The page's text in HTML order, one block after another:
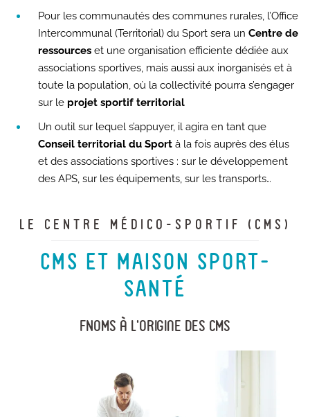
Pour les communautés des communes rurales, l’Office
Intercommunal (Territorial) du Sport sera un Centre de
ressources et une organisation efficiente dédiée aux
associations sportives, mais aussi aux inorganisés et à
toute la population, où la collectivité pourra s’engager
sur le projet sportif territorial
Un outil sur lequel s’appuyer, il agira en tant que
Conseil territorial du Sport à la fois auprès des élus
et des associations sportives : sur le développement
des APS, sur les équipements, sur les transports…
LE CENTRE MÉDICO-SPORTIF (CMS)
CMS ET MAISON SPORT-
SANTÉ
FNOMS à l’origine des CMS